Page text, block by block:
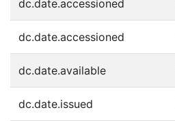
dc.date.accessioned
dc.date.accessioned
dc.date.available
dc.date.issued